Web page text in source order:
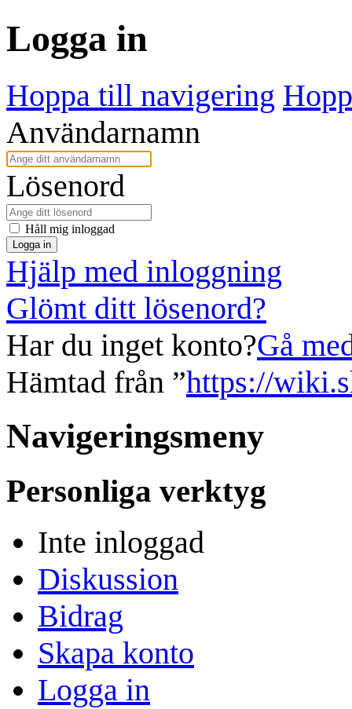
Logga in
Hoppa till navigering
Användarnamn
Lösenord
Håll mig inloggad
Logga in
Hjälp med inloggning
Glömt ditt lösenord?
Har du inget konto?Gå
Hämtad från ”https://
Navigeringsmeny
Personliga verktyg
Inte inloggad
Diskussion
Bidrag
Skapa konto
Logga in